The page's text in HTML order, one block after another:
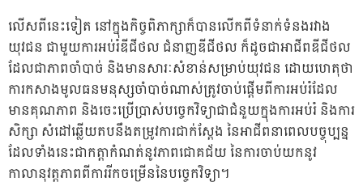
លើសពីនេះទៀត នៅក្នុងកិច្ចពិភាក្សាក៏បានលើកពីទំនាក់ទំនងរវាង
យុវជន ជាមួយការអប់រំឌីជីថល ជំនាញឌីជីថល ក៏ដូចជាអាជីពឌីជីថល
ដែលជាភាពចាំបាច់ និងមានសារៈសំខាន់សម្រាប់យុវជន ដោយហេតុថា
ការកសាងមូលធនមនុស្សចាំបាច់ណាស់ត្រូវចាប់ផ្តើមពីការអប់រំដែល
មានគុណភាព និងចេះប្រើប្រាស់បច្ចេកវិទ្យាជាជំនួយក្នុងការអប់រំ និងការ
សិក្សា សំដៅឆ្លើយតបនឹងតម្រូវការជាក់ស្តែង នៃអាជីពនាពេលបច្ចុប្បន្ន
ដែលទាំងនេះជាកត្តាកំណត់នូវភាពជោគជ័យ នៃការចាប់យកនូវ
កាលានុវត្តភាពពីការរីកចម្រើននៃបច្ចេកវិទ្យា។